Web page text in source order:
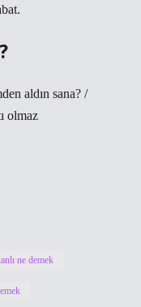
aldın sana? /
olmaz
ne demek